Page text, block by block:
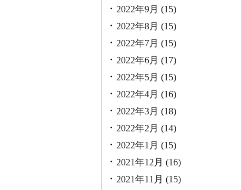
2022年9月 (15)
2022年8月 (15)
2022年7月 (15)
2022年6月 (17)
2022年5月 (15)
2022年4月 (16)
2022年3月 (18)
2022年2月 (14)
2022年1月 (15)
2021年12月 (16)
2021年11月 (15)